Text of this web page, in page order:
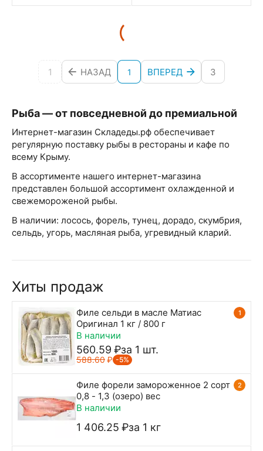
Рыба — от повседневной до премиальной
Интернет-магазин Складеды.рф обеспечивает
регулярную поставку рыбы в рестораны и кафе по
всему Крыму.
В ассортименте нашего интернет-магазина
представлен большой ассортимент охлажденной и
свежемороженой рыбы.
В наличии: лосось, форель, тунец, дорадо, скумбрия,
сельдь, угорь, масляная рыба, угревидный кларий.
1 НАЗАД 1 ВПЕРЕД 3
Хиты продаж
1
Филе сельди в масле Матиас
Оригинал 1 кг / 800 г
В наличии
560.59 ₽за 1 шт.
588.60₽ -5%
2
Филе форели замороженное 2 сорт
0,8 - 1,3 (озеро) вес
В наличии
1 406.25 ₽за 1 кг